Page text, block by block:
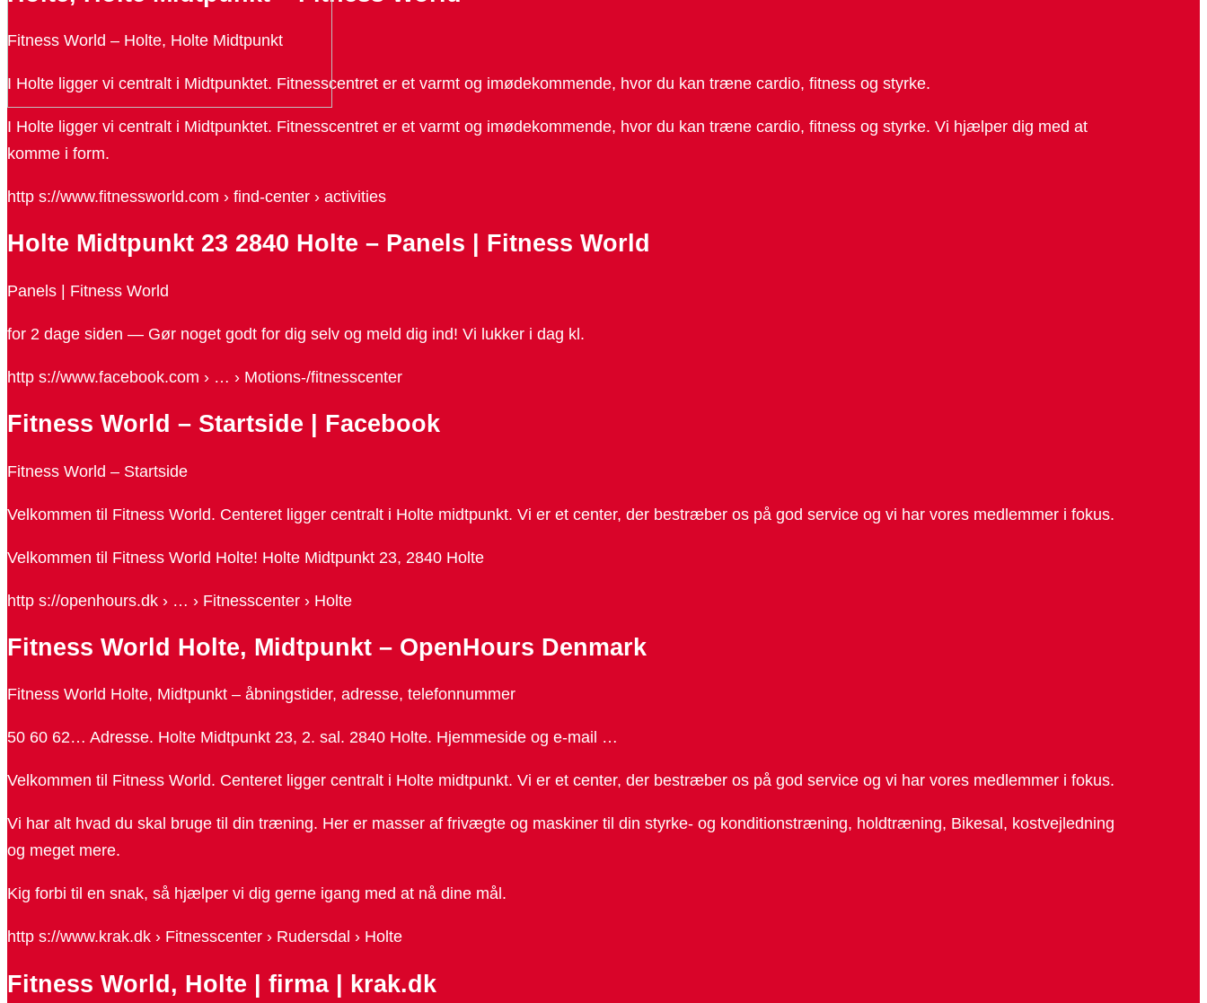
Fitness World – Holte, Holte Midtpunkt
I Holte ligger vi centralt i Midtpunktet. Fitnesscentret er et varmt og imødekommende, hvor du kan træne cardio, fitness og styrke.
I Holte ligger vi centralt i Midtpunktet. Fitnesscentret er et varmt og imødekommende, hvor du kan træne cardio, fitness og styrke. Vi hjælper dig med at
komme i form.
http s://www.fitnessworld.com › find-center › activities
Holte Midtpunkt 23 2840 Holte – Panels | Fitness World
Panels | Fitness World
for 2 dage siden — Gør noget godt for dig selv og meld dig ind! Vi lukker i dag kl.
http s://www.facebook.com › … › Motions-/fitnesscenter
Fitness World – Startside | Facebook
Fitness World – Startside
Velkommen til Fitness World. Centeret ligger centralt i Holte midtpunkt. Vi er et center, der bestræber os på god service og vi har vores medlemmer i fokus.
Velkommen til Fitness World Holte! Holte Midtpunkt 23, 2840 Holte
http s://openhours.dk › … › Fitnesscenter › Holte
Fitness World Holte, Midtpunkt – OpenHours Denmark
Fitness World Holte, Midtpunkt – åbningstider, adresse, telefonnummer
50 60 62… Adresse. Holte Midtpunkt 23, 2. sal. 2840 Holte. Hjemmeside og e-mail …
Velkommen til Fitness World. Centeret ligger centralt i Holte midtpunkt. Vi er et center, der bestræber os på god service og vi har vores medlemmer i fokus.
Vi har alt hvad du skal bruge til din træning. Her er masser af frivægte og maskiner til din styrke- og konditionstræning, holdtræning, Bikesal, kostvejledning
og meget mere.
Kig forbi til en snak, så hjælper vi dig gerne igang med at nå dine mål.
http s://www.krak.dk › Fitnesscenter › Rudersdal › Holte
Fitness World, Holte | firma | krak.dk